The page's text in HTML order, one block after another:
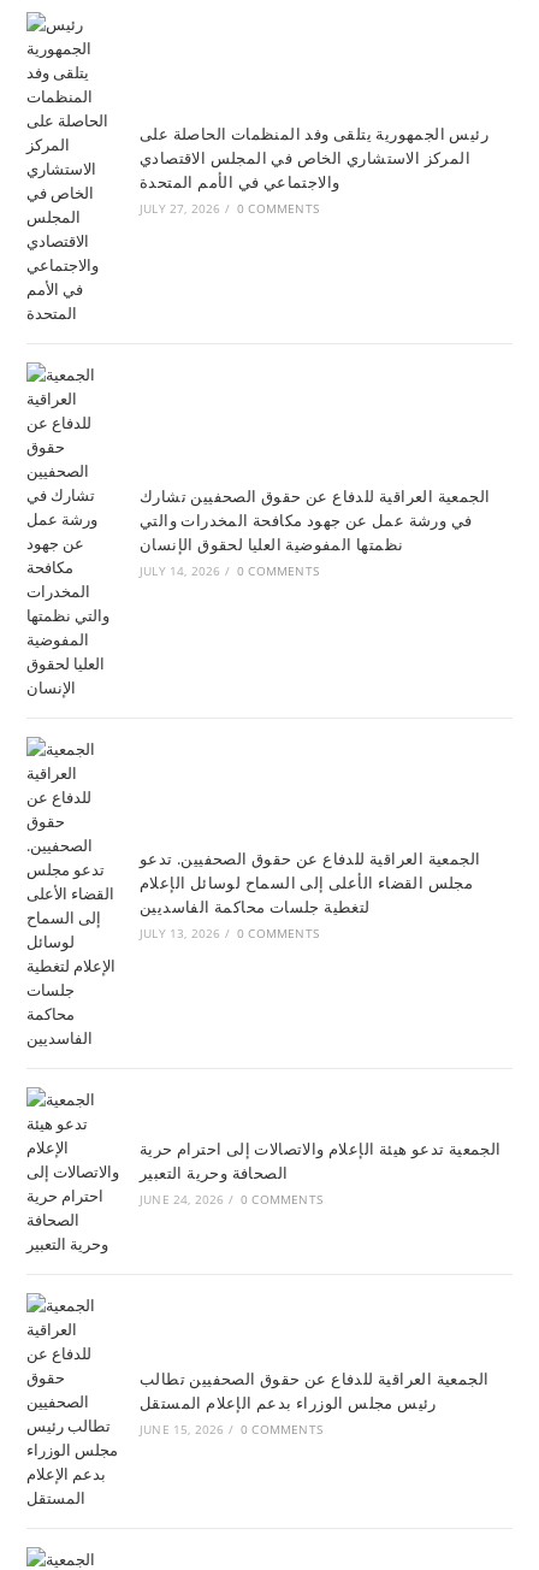
رئيس الجمهورية يتلقى وفد المنظمات الحاصلة على
المركز الاستشاري الخاص في المجلس الاقتصادي
والاجتماعي في الأمم المتحدة
JULY 27, 2026 / 0 COMMENTS
الجمعية العراقية للدفاع عن حقوق الصحفيين تشارك
في ورشة عمل عن جهود مكافحة المخدرات والتي
JULY 14, 2026 / 0 COMMENTS
الجمعية العراقية للدفاع عن حقوق الصحفيين. تدعو
مجلس القضاء الأعلى إلى السماح لوسائل الإعلام
JULY 13, 2026 / 0 COMMENTS
الجمعية تدعو هيئة الإعلام والاتصالات إلى احترام حرية
الصحافة وحرية التعبير
JUNE 24, 2026 / 0 COMMENTS
الجمعية العراقية للدفاع عن حقوق الصحفيين تطالب
رئيس مجلس الوزراء بدعم الإعلام المستقل
JUNE 15, 2026 / 0 COMMENTS